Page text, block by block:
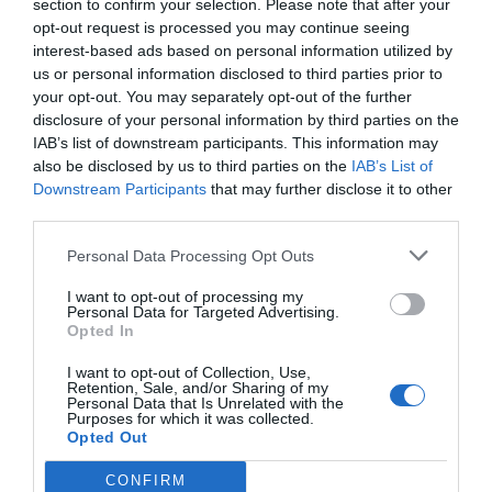
section to confirm your selection. Please note that after your
opt-out request is processed you may continue seeing
interest-based ads based on personal information utilized by
us or personal information disclosed to third parties prior to
your opt-out. You may separately opt-out of the further
disclosure of your personal information by third parties on the
IAB’s list of downstream participants. This information may
also be disclosed by us to third parties on the IAB’s List of
Downstream Participants that may further disclose it to other
Personal Data Processing Opt Outs
I want to opt-out of processing my
Personal Data for Targeted Advertising.
Opted In
I want to opt-out of Collection, Use,
Retention, Sale, and/or Sharing of my
Personal Data that Is Unrelated with the
Purposes for which it was collected.
Opted Out
CONFIRM
οριστε η τελευταια κυρια ειναι η χρονια
πηγη των προβληματων του νεοελληνικου
κρατους , να τον χαιρεστε τον αδωνι σας ,
οπου οταν εσεις ησασταν στην ΕΡΕ αυτος
ηταν στα ταγματα εφοδου των ναζι μαζι με
τον βοριδη και το τσεκουρι του.
05/08 - 07:54
Παρουσιάζοντας αυτές τι κυρίες μάλλον να
κάνε συμπαθή τον Αδωνη θέλετε.
Ανώνυμος
05/08 - 07:53
Απορια
Οι κύριες αντιπροσωπεύουν τους